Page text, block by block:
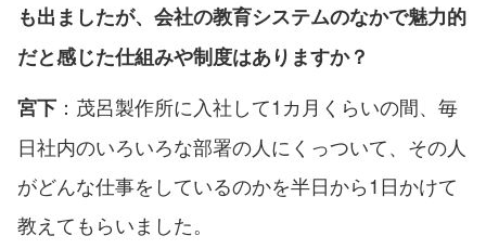
も出ましたが、会社の教育システムのなかで魅力的
だと感じた仕組みや制度はありますか？
宮下 ：茂呂製作所に入社して1カ月くらいの間、毎
日社内のいろいろな部署の人にくっついて、その人
がどんな仕事をしているのかを半日から1日かけて
教えてもらいました。